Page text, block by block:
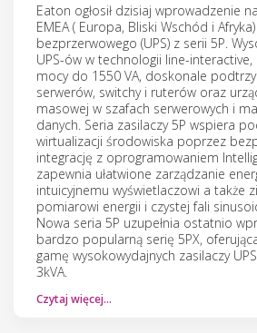
Eaton ogłosił dzisiaj wprowadzenie
EMEA ( Europa, Bliski Wschód i
bezprzerwowego (UPS) z serii 5P.
UPS-ów w technologii line-
mocy do 1550 VA, doskonale
serwerów, switchy i ruterów oraz
masowej w szafach serwerowych i
danych. Seria zasilaczy 5P wspiera
wirtualizacji środowiska poprzez
integrację z oprogramowaniem
zapewnia ułatwione zarządzanie
intuicyjnemu wyświetlaczowi a także
pomiarowi energii i czystej fali
Nowa seria 5P uzupełnia ostatnio
bardzo popularną serię 5PX,
gamę wysokowydajnych zasilaczy
3kVA.
Czytaj więcej…